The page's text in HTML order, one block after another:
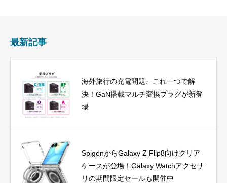
最新記事
海外旅行の充電問題、これ一つで解
決！GaN搭載マルチ変換プラグが新登
場
SpigenからGalaxy Z Flip8向けクリア
ケースが登場！Galaxy Watchアクセサ
リの期間限定セールも開催中